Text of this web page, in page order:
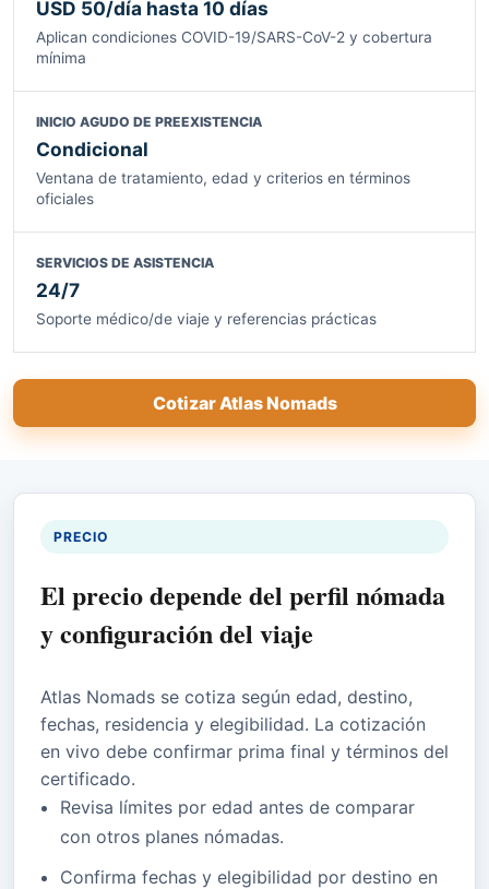
USD 50/día hasta 10 días
Aplican condiciones COVID-19/SARS-CoV-2 y cobertura
mínima
INICIO AGUDO DE PREEXISTENCIA
Condicional
Ventana de tratamiento, edad y criterios en términos
oficiales
SERVICIOS DE ASISTENCIA
24/7
Soporte médico/de viaje y referencias prácticas
Cotizar Atlas Nomads
PRECIO
El precio depende del perfil nómada
y configuración del viaje
Atlas Nomads se cotiza según edad, destino,
fechas, residencia y elegibilidad. La cotización
en vivo debe confirmar prima final y términos del
certificado.
Revisa límites por edad antes de comparar
con otros planes nómadas.
Confirma fechas y elegibilidad por destino en